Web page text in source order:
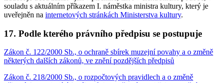
souladu s aktuálním příkazem I. náměstka ministra kultury, který je
uveřejněn na internetových stránkách Ministerstva kultury.
17. Podle kterého právního předpisu se postupuje
Zákon č. 122/2000 Sb., o ochraně sbírek muzejní povahy a o změně
některých dalších zákonů, ve znění pozdějších předpisů
Zákon č. 218/2000 Sb., o rozpočtových pravidlech a o změně